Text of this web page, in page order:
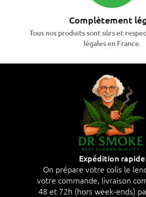
Complètement
Tous nos produits sont sûrs et
légales en France.
Expédition rapide
On prépare votre colis le
votre commande, livraison
48 et 72h (hors week-ends)